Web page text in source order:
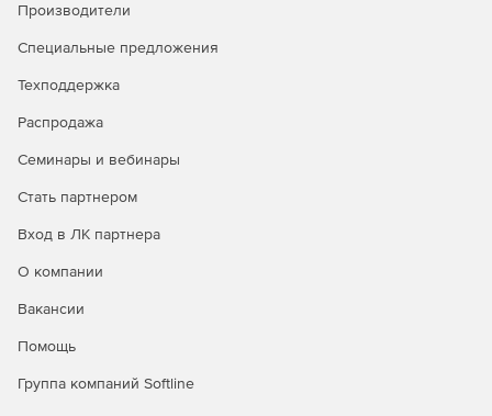
пользователей и групп непосредственно через
интерфейс администратора.
Работа в интерфейсе объектной модели
программирования приложений COM для контроля
сервера при помощи любого COM-совместимого языка,
Java и другие.
Производители
Специальные предложения
Техподдержка
Распродажа
Семинары и вебинары
Стать партнером
Вход в ЛК партнера
О компании
Вакансии
Помощь
Группа компаний Softline